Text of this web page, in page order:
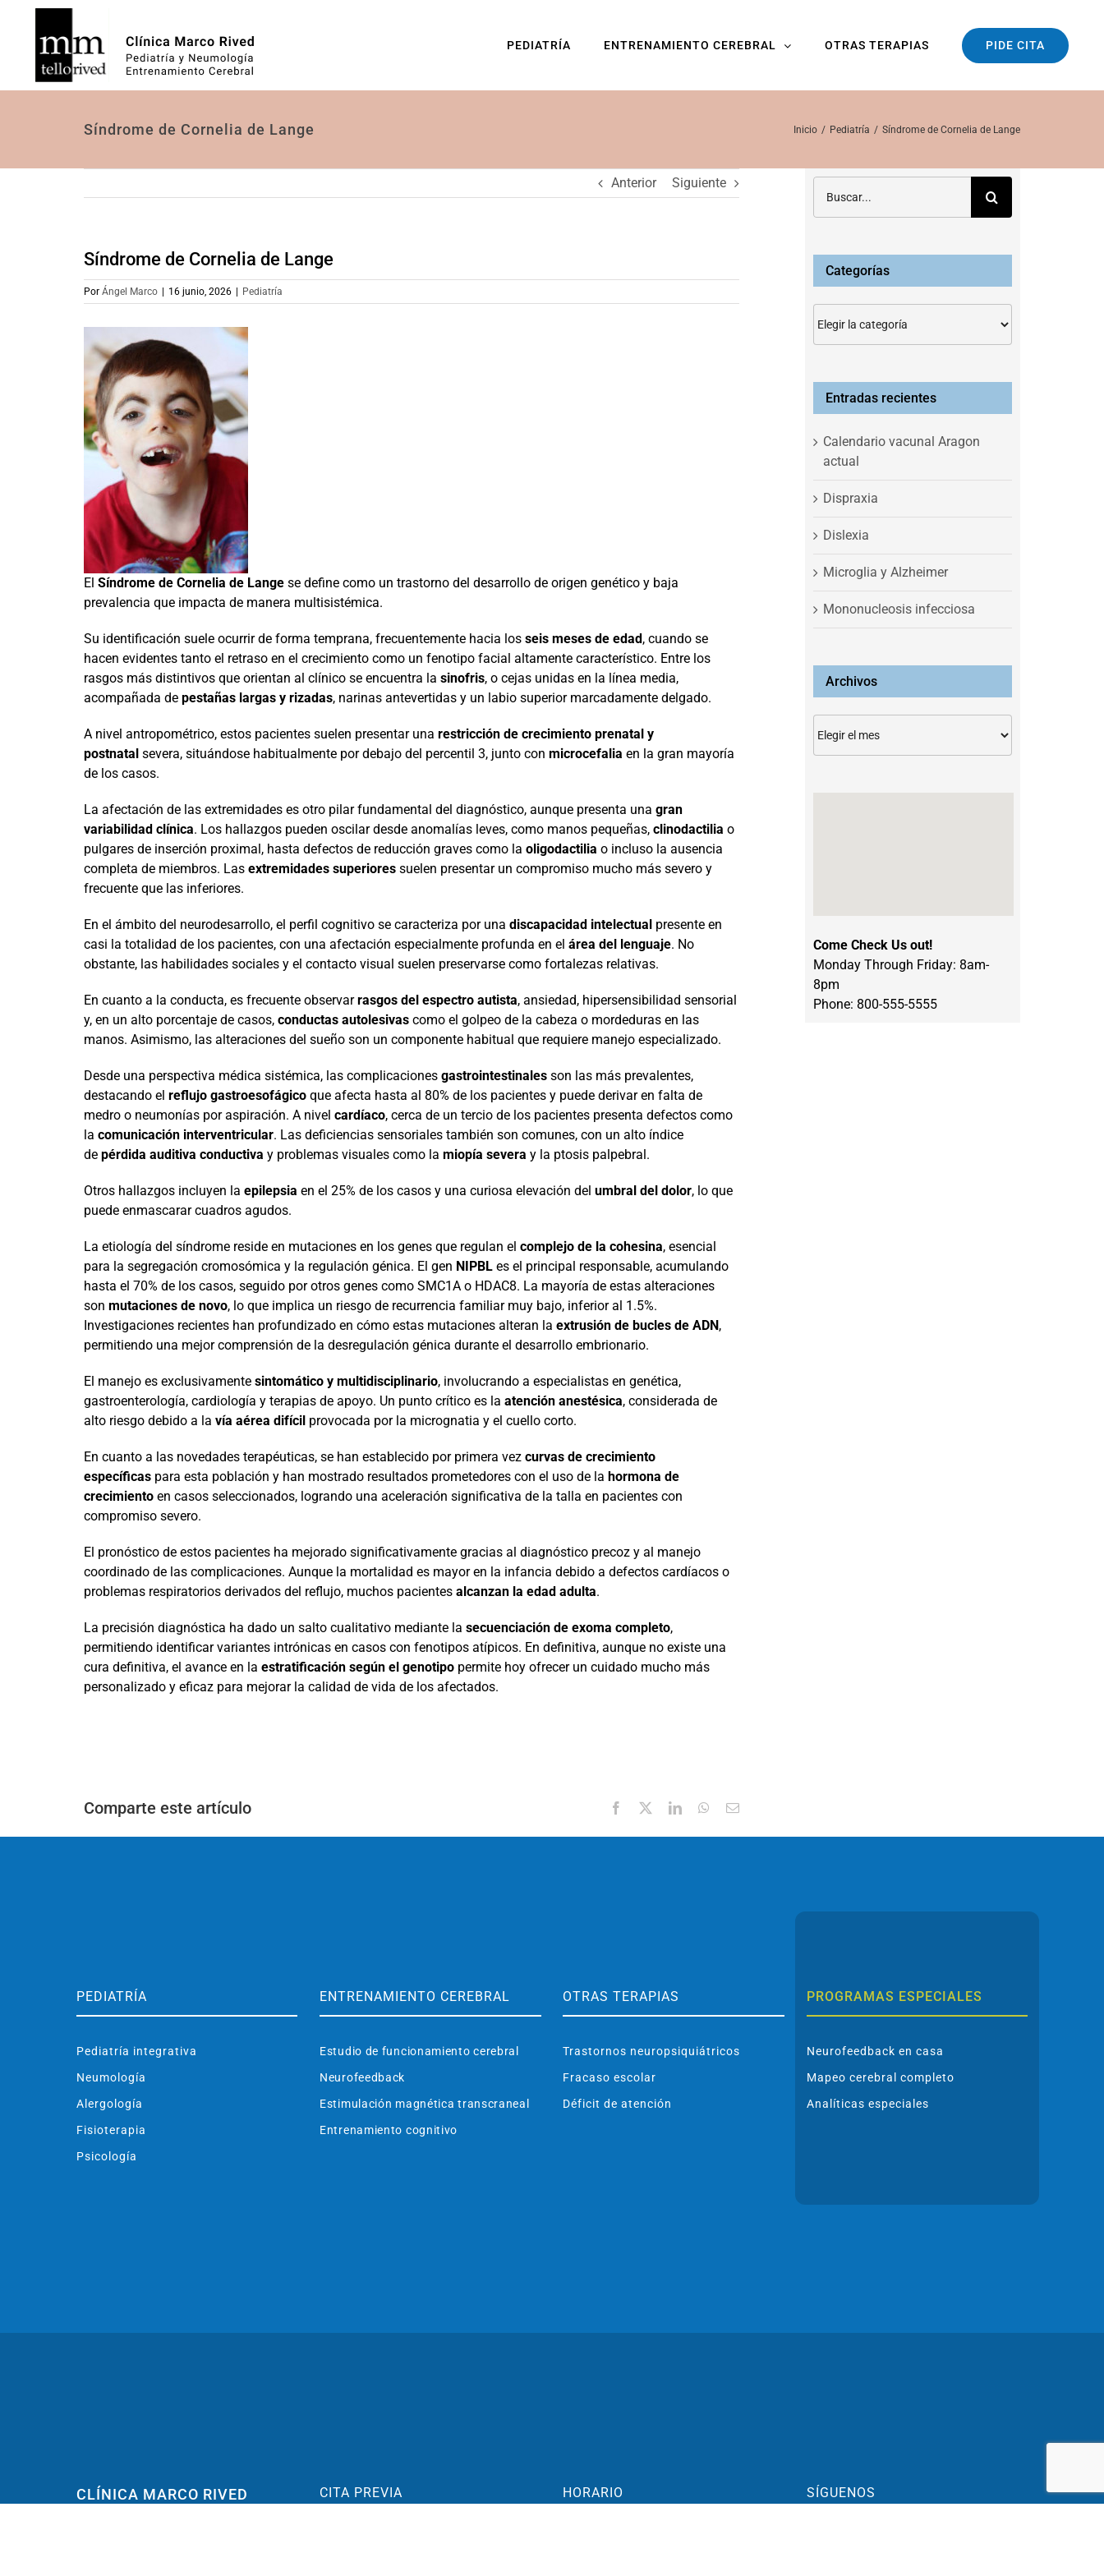
contenido
PEDIATRÍA ENTRENAMIENTO CEREBRAL OTRAS TERAPIAS PIDE CITA
Síndrome de Cornelia de Lange Inicio Pediatría Síndrome de Cornelia de Lange
Anterior Siguiente
Síndrome de Cornelia de Lange
Por Ángel Marco 16 junio, 2026 Pediatría
El Síndrome de Cornelia de Langese define como un trastorno del desarrollo de origen genético y baja
prevalencia que impacta de manera multisistémica.
Su identificación suele ocurrir de forma temprana, frecuentemente hacia los seis meses de edad, cuando se
hacen evidentes tanto el retraso en el crecimiento como un fenotipo facial altamente característico. Entre los
rasgos más distintivos que orientan al clínico se encuentra la sinofris, o cejas unidas en la línea media,
acompañada de pestañas largas y rizadas, narinas antevertidas y un labio superior marcadamente delgado.
A nivel antropométrico, estos pacientes suelen presentar una restricción de crecimiento prenatal y
postnatalsevera, situándose habitualmente por debajo del percentil 3, junto con microcefalia en la gran mayoría
de los casos.
La afectación de las extremidades es otro pilar fundamental del diagnóstico, aunque presenta una gran
variabilidad clínica. Los hallazgos pueden oscilar desde anomalías leves, como manos pequeñas, clinodactilia o
pulgares de inserción proximal, hasta defectos de reducción graves como la oligodactilia o incluso la ausencia
completa de miembros. Las extremidades superioressuelen presentar un compromiso mucho más severo y
frecuente que las inferiores.
En el ámbito del neurodesarrollo, el perfil cognitivo se caracteriza por una discapacidad intelectualpresente en
casi la totalidad de los pacientes, con una afectación especialmente profunda en el área del lenguaje. No
obstante, las habilidades sociales y el contacto visual suelen preservarse como fortalezas relativas.
En cuanto a la conducta, es frecuente observarrasgos del espectro autista, ansiedad, hipersensibilidad sensorial
y, en un alto porcentaje de casos, conductas autolesivascomo el golpeo de la cabeza o mordeduras en las
manos. Asimismo, las alteraciones del sueño son un componente habitual que requiere manejo especializado.
Desde una perspectiva médica sistémica, las complicaciones gastrointestinalesson las más prevalentes,
destacando el reflujo gastroesofágicoque afecta hasta al 80% de los pacientes y puede derivar en falta de
medro o neumonías por aspiración. A nivel cardíaco, cerca de un tercio de los pacientes presenta defectos como
la comunicación interventricular. Las deficiencias sensoriales también son comunes, con un alto índice
de pérdida auditiva conductiva y problemas visuales como la miopía severa y la ptosis palpebral.
Otros hallazgos incluyen la epilepsia en el 25% de los casos y una curiosa elevación del umbral del dolor, lo que
puede enmascarar cuadros agudos.
La etiología del síndrome reside en mutaciones en los genes que regulan el complejo de la cohesina, esencial
para la segregación cromosómica y la regulación génica. El gen NIPBLes el principal responsable, acumulando
hasta el 70% de los casos, seguido por otros genes como SMC1A o HDAC8. La mayoría de estas alteraciones
son mutaciones de novo, lo que implica un riesgo de recurrencia familiar muy bajo, inferior al 1.5%.
Investigaciones recientes han profundizado en cómo estas mutaciones alteran la extrusión de bucles de ADN,
permitiendo una mejor comprensión de la desregulación génica durante el desarrollo embrionario.
El manejo es exclusivamente sintomático y multidisciplinario, involucrando a especialistas en genética,
gastroenterología, cardiología y terapias de apoyo. Un punto crítico es la atención anestésica, considerada de
alto riesgo debido a la vía aérea difícilprovocada por la micrognatia y el cuello corto.
En cuanto a las novedades terapéuticas, se han establecido por primera vez curvas de crecimiento
específicaspara esta población y han mostrado resultados prometedores con el uso de la hormona de
crecimientoen casos seleccionados, logrando una aceleración significativa de la talla en pacientes con
compromiso severo.
El pronóstico de estos pacientes ha mejorado significativamente gracias al diagnóstico precoz y al manejo
coordinado de las complicaciones. Aunque la mortalidad es mayor en la infancia debido a defectos cardíacos o
problemas respiratorios derivados del reflujo, muchos pacientes alcanzan la edad adulta.
La precisión diagnóstica ha dado un salto cualitativo mediante la secuenciación de exoma completo,
permitiendo identificar variantes intrónicas en casos con fenotipos atípicos. En definitiva, aunque no existe una
cura definitiva, el avance en la estratificación según el genotipopermite hoy ofrecer un cuidado mucho más
personalizado y eficaz para mejorar la calidad de vida de los afectados.
Comparte este artículo Facebook
X LinkedInWhatsApp
Correo
Categorías
Entradas recientes
Calendario vacunal Aragon
actual
Dispraxia
Dislexia
Microglia y Alzheimer
Mononucleosis infecciosa
Archivos
Come Check Us out!
Monday Through Friday: 8am-
8pm
Phone: 800-555-5555
PEDIATRÍA
Pediatría integrativa
Neumología
Alergología
Fisioterapia
Psicología
ENTRENAMIENTO CEREBRAL
Estudio de funcionamiento cerebral
Neurofeedback
Estimulación magnética transcraneal
Entrenamiento cognitivo
OTRAS TERAPIAS
Trastornos neuropsiquiátricos
Fracaso escolar
Déficit de atención
PROGRAMAS ESPECIALES
Neurofeedback en casa
Mapeo cerebral completo
Analíticas especiales
CLÍNICA MARCO RIVED CITA PREVIA HORARIO SÍGUENOS